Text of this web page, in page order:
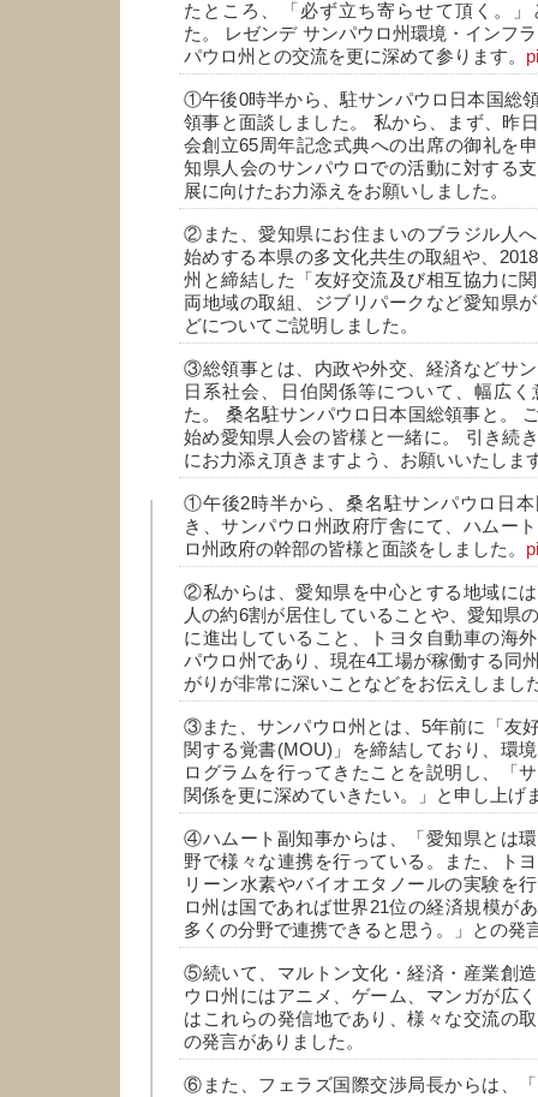
たところ、「必ず立ち寄らせて頂く。
た。 レゼンデ サンパウロ州環境・インフ
パウロ州との交流を更に深めて参ります。
①午後0時半から、駐サンパウロ日本国総
領事と面談しました。 私から、まず、昨
会創立65周年記念式典への出席の御礼を
知県人会のサンパウロでの活動に対する
展に向けたお力添えをお願いしました。
②また、愛知県にお住まいのブラジル人
始めする本県の多文化共生の取組や、
州と締結した「友好交流及び相互協力に
両地域の取組、ジブリパークなど愛知県
どについてご説明しました。
③総領事とは、内政や外交、経済などサ
日系社会、日伯関係等について、幅広
た。 桑名駐サンパウロ日本国総領事と。
始め愛知県人会の皆様と一緒に。 引き続
にお力添え頂きますよう、お願いいたしま
①午後2時半から、桑名駐サンパウロ日
き、サンパウロ州政府庁舎にて、ハムー
ロ州政府の幹部の皆様と面談をしました。
②私からは、愛知県を中心とする地域に
人の約6割が居住していることや、愛知県
に進出していること、トヨタ自動車の海
パウロ州であり、現在4工場が稼働する同
がりが非常に深いことなどをお伝えしまし
③また、サンパウロ州とは、5年前に「友
関する覚書(MOU)」を締結しており、環
ログラムを行ってきたことを説明し、「
関係を更に深めていきたい。」と申し上げ
④ハムート副知事からは、「愛知県とは
野で様々な連携を行っている。また、ト
リーン水素やバイオエタノールの実験を
ロ州は国であれば世界21位の経済規模が
多くの分野で連携できると思う。」との発
⑤続いて、マルトン文化・経済・産業創
ウロ州にはアニメ、ゲーム、マンガが広
はこれらの発信地であり、様々な交流の
の発言がありました。
⑥また、フェラズ国際交渉局長からは、